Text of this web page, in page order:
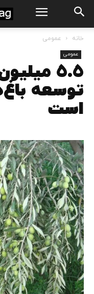
خانه عمومی
عمومی
5.5
توسعه
است